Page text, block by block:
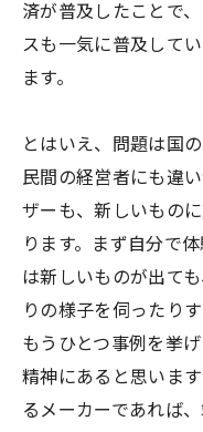
済が普及したことで
スも一気に普及して
ます。
とはいえ、問題は国
民間の経営者にも違
ザーも、新しいもの
ります。まず自分で
は新しいものが出て
りの様子を伺ったり
もうひとつ事例を挙
精神にあると思いま
るメーカーであれば